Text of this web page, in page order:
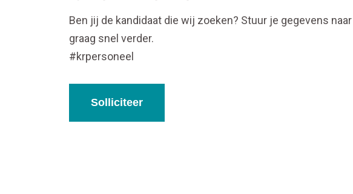
Ben jij de kandidaat die wij zoeken? Stuur je gegevens
graag snel verder.
#krpersoneel
Solliciteer